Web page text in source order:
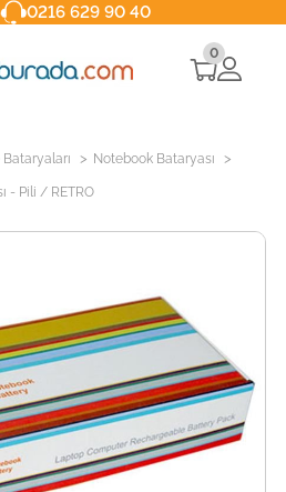
0216 629 90 40
0
> Notebook Bataryası >
- Pili / RETRO